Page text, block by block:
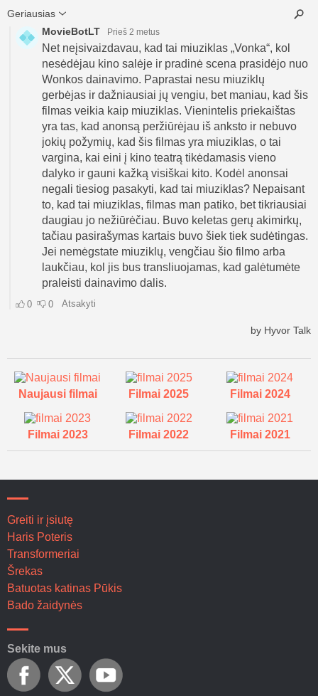
Naujausi filmai Filmai 2025 Filmai 2024
Filmai 2023 Filmai 2022 Filmai 2021
Greiti ir įsiutę
Haris Poteris
Transformeriai
Šrekas
Batuotas katinas Pūkis
Bado žaidynės
Sekite mus